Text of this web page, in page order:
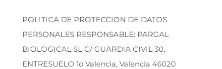
POLITICA DE PROTECCION DE DATOS
PERSONALES RESPONSABLE: PARGAL
BIOLOGICAL SL C/ GUARDIA CIVIL 30,
ENTRESUELO 1o Valencia, Valencia 46020